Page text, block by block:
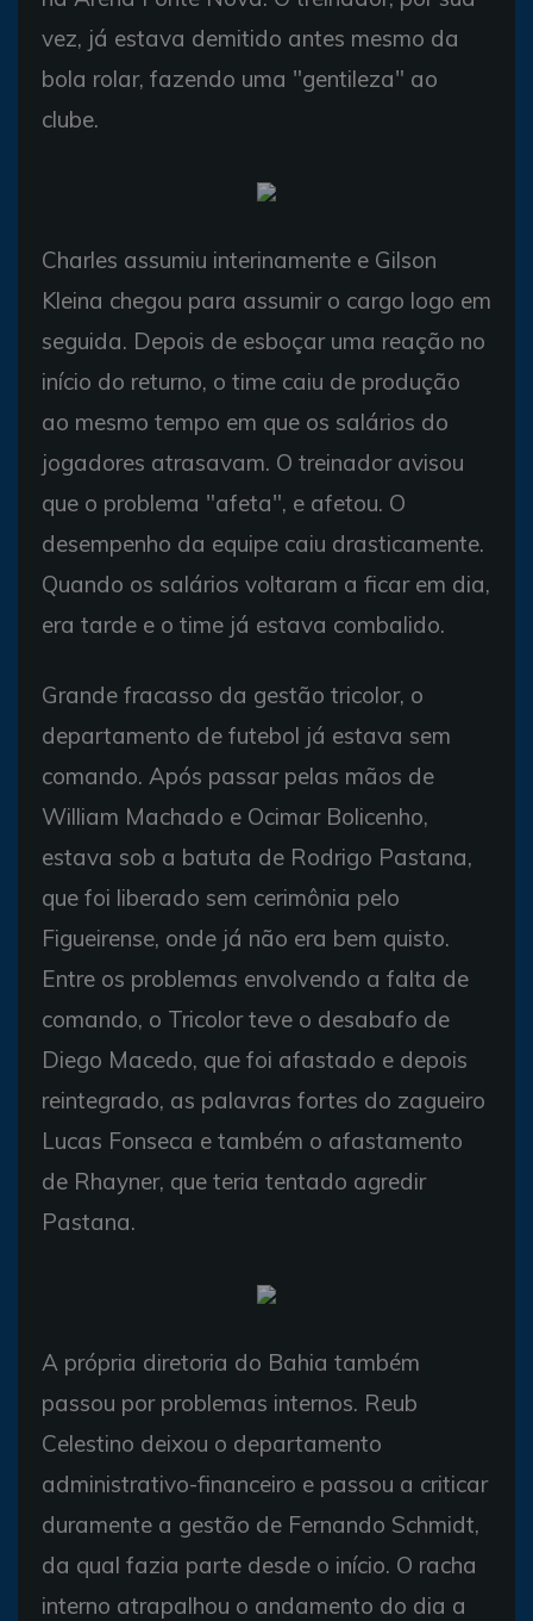
vez, já estava demitido antes mesmo da
bola rolar, fazendo uma "gentileza" ao
clube.
Charles assumiu interinamente e Gilson
Kleina chegou para assumir o cargo logo em
seguida. Depois de esboçar uma reação no
início do returno, o time caiu de produção
ao mesmo tempo em que os salários do
jogadores atrasavam. O treinador avisou
que o problema "afeta", e afetou. O
desempenho da equipe caiu drasticamente.
Quando os salários voltaram a ficar em dia,
era tarde e o time já estava combalido.
Grande fracasso da gestão tricolor, o
departamento de futebol já estava sem
comando. Após passar pelas mãos de
William Machado e Ocimar Bolicenho,
estava sob a batuta de Rodrigo Pastana,
que foi liberado sem cerimônia pelo
Figueirense, onde já não era bem quisto.
Entre os problemas envolvendo a falta de
comando, o Tricolor teve o desabafo de
Diego Macedo, que foi afastado e depois
reintegrado, as palavras fortes do zagueiro
Lucas Fonseca e também o afastamento
de Rhayner, que teria tentado agredir
Pastana.
A própria diretoria do Bahia também
passou por problemas internos. Reub
Celestino deixou o departamento
administrativo-financeiro e passou a criticar
duramente a gestão de Fernando Schmidt,
da qual fazia parte desde o início. O racha
interno atrapalhou o andamento do dia a